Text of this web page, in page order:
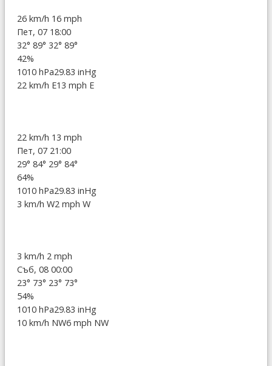
26 km/h 16 mph
Пет, 07 18:00
32° 89° 32° 89°
42%
1010 hPa29.83 inHg
22 km/h E13 mph E
22 km/h 13 mph
Пет, 07 21:00
29° 84° 29° 84°
64%
1010 hPa29.83 inHg
3 km/h W2 mph W
3 km/h 2 mph
Съб, 08 00:00
23° 73° 23° 73°
54%
1010 hPa29.83 inHg
10 km/h NW6 mph NW